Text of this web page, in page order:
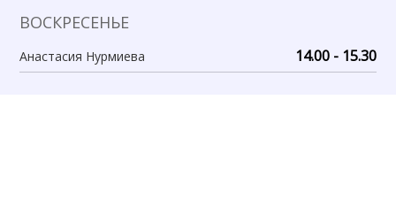
ВОСКРЕСЕНЬЕ
Анастасия Нурмиева 14.00 - 15.30